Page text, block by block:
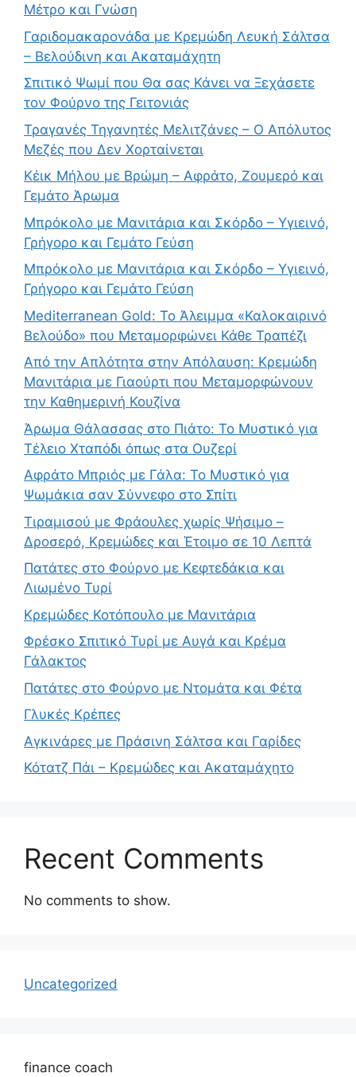
Μέτρο και Γνώση
Γαριδομακαρονάδα με Κρεμώδη Λευκή Σάλτσα
– Βελούδινη και Ακαταμάχητη
Σπιτικό Ψωμί που Θα σας Κάνει να Ξεχάσετε
τον Φούρνο της Γειτονιάς
Τραγανές Τηγανητές Μελιτζάνες – Ο Απόλυτος
Μεζές που Δεν Χορταίνεται
Κέικ Μήλου με Βρώμη – Αφράτο, Ζουμερό και
Γεμάτο Άρωμα
Μπρόκολο με Μανιτάρια και Σκόρδο – Υγιεινό,
Γρήγορο και Γεμάτο Γεύση
Μπρόκολο με Μανιτάρια και Σκόρδο – Υγιεινό,
Γρήγορο και Γεμάτο Γεύση
Mediterranean Gold: Το Άλειμμα «Καλοκαιρινό
Βελούδο» που Μεταμορφώνει Κάθε Τραπέζι
Από την Απλότητα στην Απόλαυση: Κρεμώδη
Μανιτάρια με Γιαούρτι που Μεταμορφώνουν
την Καθημερινή Κουζίνα
Άρωμα Θάλασσας στο Πιάτο: Το Μυστικό για
Τέλειο Χταπόδι όπως στα Ουζερί
Αφράτο Μπριός με Γάλα: Το Μυστικό για
Ψωμάκια σαν Σύννεφο στο Σπίτι
Τιραμισού με Φράουλες χωρίς Ψήσιμο –
Δροσερό, Κρεμώδες και Έτοιμο σε 10 Λεπτά
Πατάτες στο Φούρνο με Κεφτεδάκια και
Λιωμένο Τυρί
Κρεμώδες Κοτόπουλο με Μανιτάρια
Φρέσκο Σπιτικό Τυρί με Αυγά και Κρέμα
Γάλακτος
Πατάτες στο Φούρνο με Ντομάτα και Φέτα
Γλυκές Κρέπες
Αγκινάρες με Πράσινη Σάλτσα και Γαρίδες
Κότατζ Πάι – Κρεμώδες και Ακαταμάχητο
Recent Comments
No comments to show.
Uncategorized
finance coach